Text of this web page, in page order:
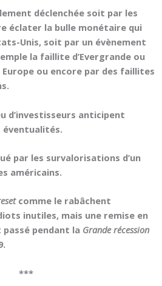
déclenchée soit par les
éclater la bulle monétaire qui
Unis, soit par un évènement
la faillite d’Evergrande ou
ou encore par des faillites
d’investisseurs anticipent
par les survalorisations d’un
américains.
comme le rabâchent
inutiles, mais une remise en
passé pendant la Grande récession
***